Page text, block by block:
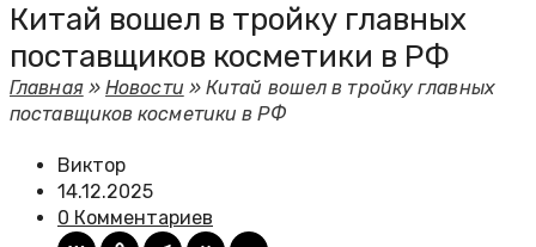
Китай вошел в тройку главных
поставщиков косметики в РФ
Главная»Новости »Китай вошел в тройку главных
поставщиков косметики в РФ
Виктор
14.12.2025
0 Комментариев